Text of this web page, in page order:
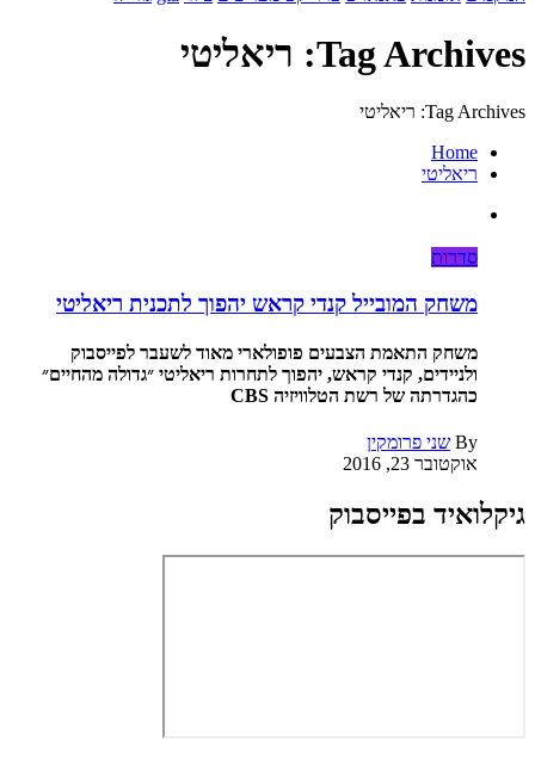
Tag Archives: ריאליטי
Tag Archives: ריאליטי
Home
ריאליטי
סדרות
משחק המובייל קנדי קראש יהפוך לתכנית ריאליטי
משחק התאמת הצבעים פופולארי מאוד לשעבר לפייסבוק
ולניידים, קנדי קראש, יהפוך לתחרות ריאליטי ״גדולה מהחיים״
כהגדרתה של רשת הטלוויזיה CBS
By שני פרומקין
אוקטובר 23, 2016
גיקלואיד בפייסבוק